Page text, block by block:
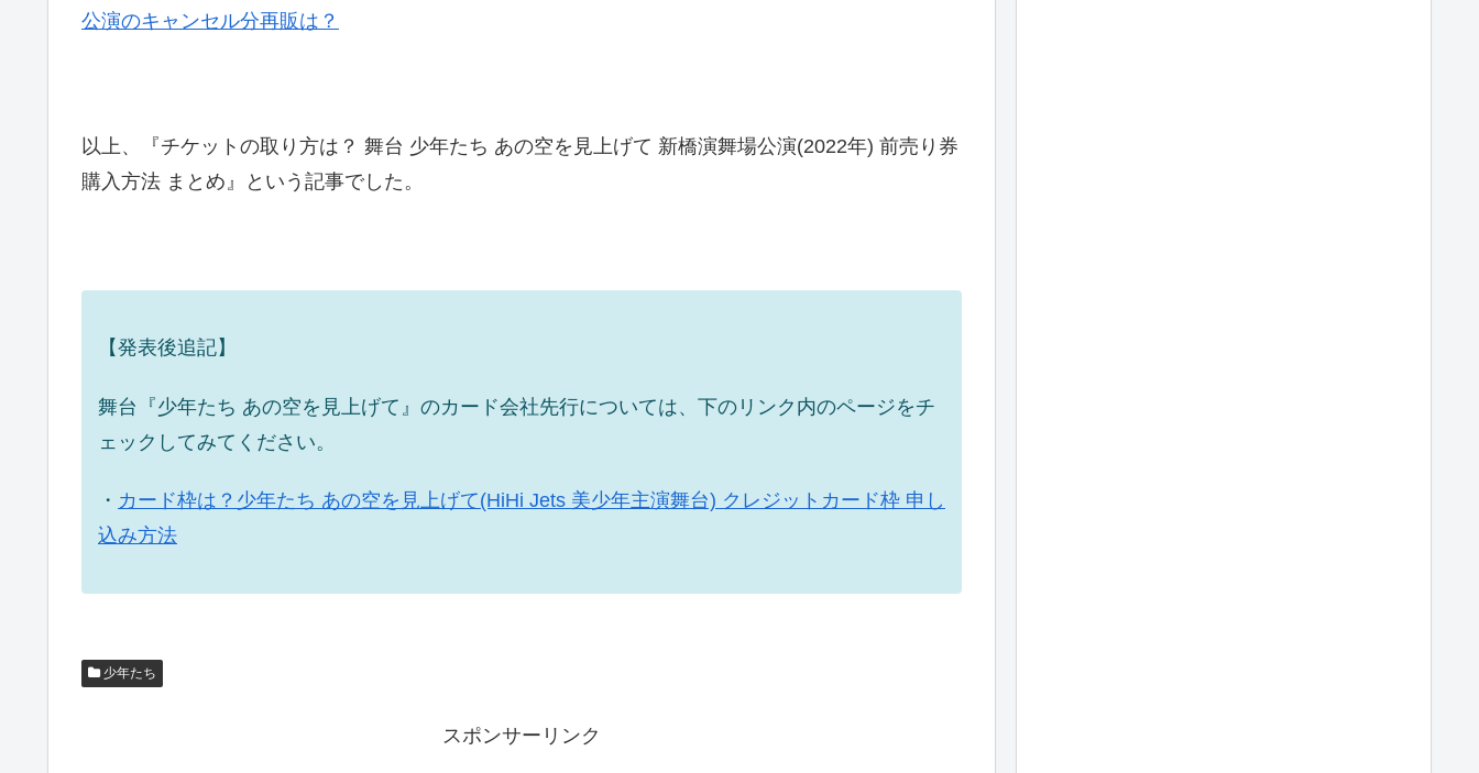
公演のキャンセル分再販は？
以上、『チケットの取り方は？ 舞台 少年たち あの空を見上げて 新橋演舞場公演(2022年) 前売り券
購入方法 まとめ』という記事でした。
【発表後追記】
舞台『少年たち あの空を見上げて』のカード会社先行については、下のリンク内のページをチ
ェックしてみてください。
・ カード枠は？少年たち あの空を見上げて(HiHi Jets 美少年主演舞台) クレジットカード枠 申し
込み方法
少年たち
スポンサーリンク